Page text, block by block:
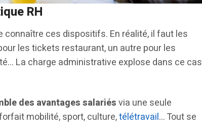
RH
connaître ces dispositifs. En réalité, il faut les
les tickets restaurant, un autre pour les
La charge administrative explose dans ce cas
des avantages salariésvia une seule
mobilité, sport, culture,télétravail… Tout se